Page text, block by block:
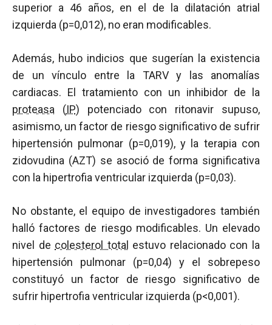
superior a 46 años, en el de la dilatación atrial
izquierda (p=0,012), no eran modificables.
Además, hubo indicios que sugerían la existencia
de un vínculo entre la TARV y las anomalías
cardiacas. El tratamiento con un inhibidor de la
proteasa (IP) potenciado con ritonavir supuso,
asimismo, un factor de riesgo significativo de sufrir
hipertensión pulmonar (p=0,019), y la terapia con
zidovudina (AZT) se asoció de forma significativa
con la hipertrofia ventricular izquierda (p=0,03).
No obstante, el equipo de investigadores también
halló factores de riesgo modificables. Un elevado
nivel de colesterol total estuvo relacionado con la
hipertensión pulmonar (p=0,04) y el sobrepeso
constituyó un factor de riesgo significativo de
sufrir hipertrofia ventricular izquierda (p<0,001).